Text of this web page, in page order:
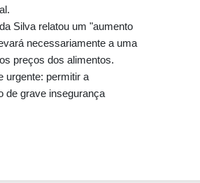
Silva relatou um "aumento
necessariamente a uma
preços dos alimentos.
urgente: permitir a
de grave insegurança